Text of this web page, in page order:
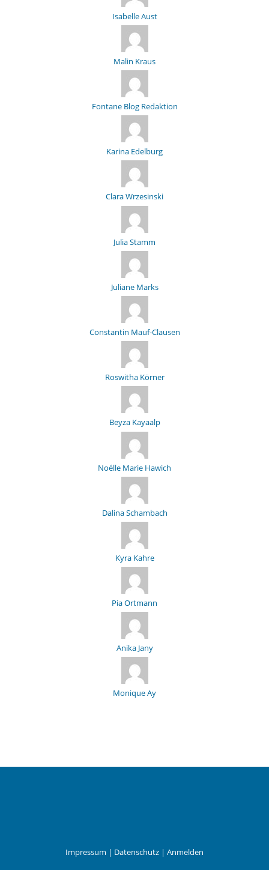
Isabelle Aust
Malin Kraus
Fontane Blog Redaktion
Karina Edelburg
Clara Wrzesinski
Julia Stamm
Juliane Marks
Constantin Mauf-Clausen
Roswitha Körner
Beyza Kayaalp
Noélle Marie Hawich
Dalina Schambach
Kyra Kahre
Pia Ortmann
Anika Jany
Monique Ay
Impressum | Datenschutz | Anmelden